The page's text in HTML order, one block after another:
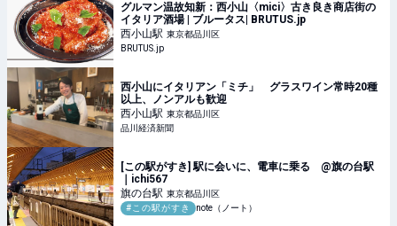
グルマン温故知新：西小山〈mici〉古き良き商店街の
イタリア酒場 | ブルータス| BRUTUS.jp
西小山駅 東京都品川区
BRUTUS.jp
西小山にイタリアン「ミチ」 グラスワイン常時20種
以上、ノンアルも歓迎
西小山駅 東京都品川区
品川経済新聞
[この駅がすき] 駅に会いに、電車に乗る @旗の台駅
｜ichi567
旗の台駅 東京都品川区
#この駅がすき
note（ノート）